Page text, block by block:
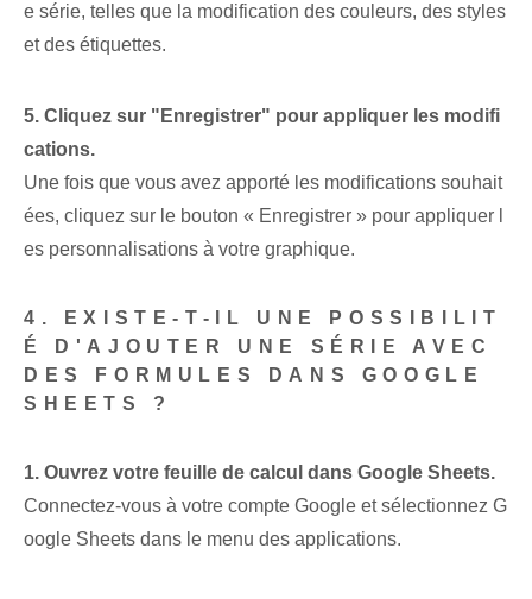
e série, telles que la modification des couleurs, des styles
et des étiquettes.
5. Cliquez sur "Enregistrer" pour appliquer les modifi
cations.
Une fois que vous avez apporté les modifications souhait
ées, cliquez sur le bouton « Enregistrer » pour appliquer l
es personnalisations à votre graphique.
4. EXISTE-T-IL UNE POSSIBILIT
É D'AJOUTER UNE SÉRIE AVEC
DES FORMULES DANS GOOGLE
SHEETS ?
1. Ouvrez votre feuille de calcul dans Google Sheets.
Connectez-vous à votre compte Google et sélectionnez G
oogle Sheets dans le menu des applications.